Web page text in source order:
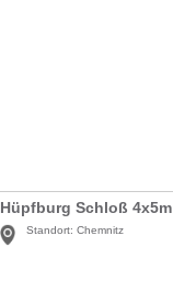
Hüpfburg Schloß 4x5m
Standort: Chemnitz